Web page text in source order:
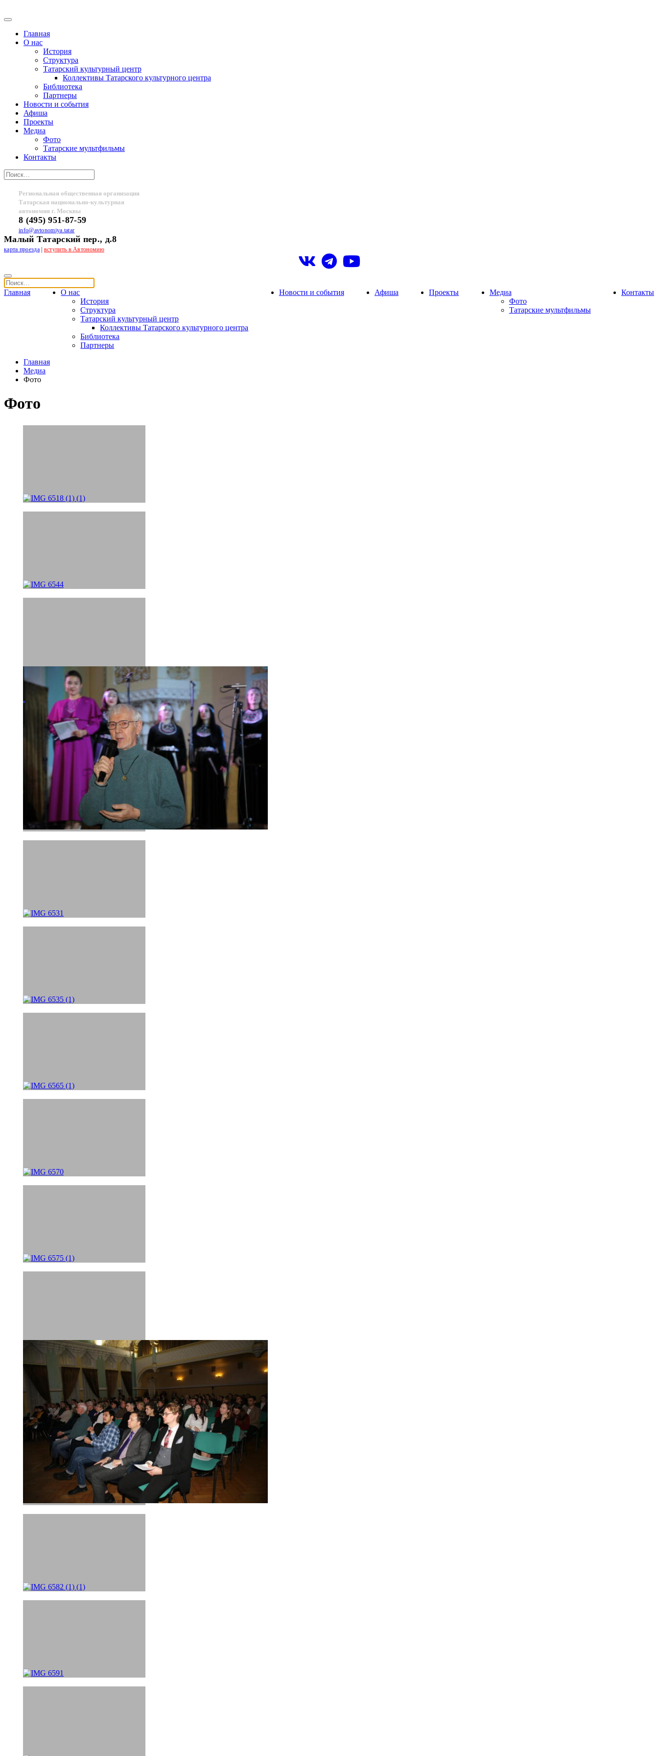
Главная
О нас
История
Структура
Татарский культурный центр
Коллективы Татарского культурного центра
Библиотека
Партнеры
Новости и события
Афиша
Проекты
Медиа
Фото
Татарские мультфильмы
Контакты
Региональная общественная организация
Татарская национально-культурная
автономия г. Москвы
8 (495) 951-87-59
info@avtonomiya.tatar
Малый Татарский пер., д.8
карта проезда| вступить в Автономию
Главная
О нас
История
Структура
Татарский культурный центр
Коллективы Татарского культурного центра
Библиотека
Партнеры
Новости и события Афиша Проекты
Медиа
Фото
Татарские мультфильмы
Контакты
Главная
Медиа
Фото
Фото